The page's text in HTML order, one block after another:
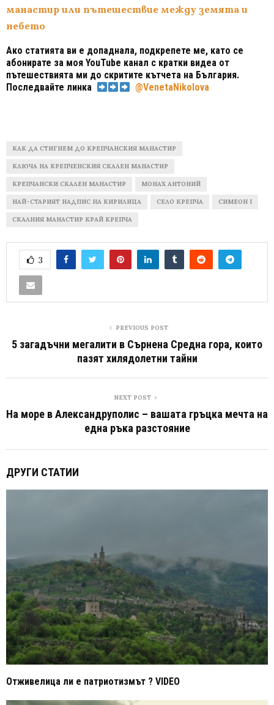
манастир или пътешествие между земята и
небето
Ако статията ви е допаднала, подкрепете ме, като се
абонирате за моя YouTube канал с кратки видеа от
пътешествията ми до скритите кътчета на България.
Последвайте линка
@VenetaNikolova
КАК ДА СТИГНЕМ ДО КРЕПЧАНСКИЯ МАНАСТИР
КЛЮЧА НА КРЕПЧЕНСКИЯ СКАЛЕН МАНАСТИР
КРЕПЧАНСКИ СКАЛЕН МАНАСТИР МОНАХ АНТОНИЙ
НАЙ-СТАРИЯТ НАДПИС НА КИРИЛИЦА СЕЛО КРЕПЧА СИМЕОН I
СКАЛНИЯ МАНАСТИР КРАЙ КРЕПЧА
3
PREVIOUS POST
5 загадъчни мегалити в Сърнена Средна гора, които
пазят хилядолетни тайни
NEXT POST
На море в Александруполис – вашата гръцка мечта на
една ръка разстояние
ДРУГИ СТАТИИ
Отживелица ли е патриотизмът ? VIDEO